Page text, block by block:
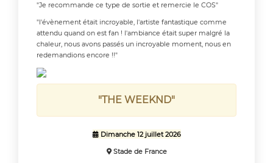
"Je recommande ce type de sortie et remercie le COS"
"l'évènement était incroyable, l'artiste fantastique comme
attendu quand on est fan ! l'ambiance était super malgré la
chaleur, nous avons passés un incroyable moment, nous en
redemandions encore !!"
"THE WEEKND"
 Dimanche 12 juillet 2026
Stade de France